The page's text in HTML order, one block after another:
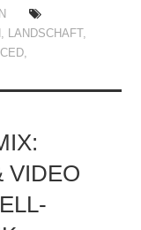
, LANDSCHAFT ,
,
VIDEO